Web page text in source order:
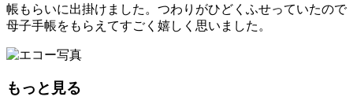
帳もらいに出掛けました。つわりがひどくふせっていたので
母子手帳をもらえてすごく嬉しく思いました。
もっと見る